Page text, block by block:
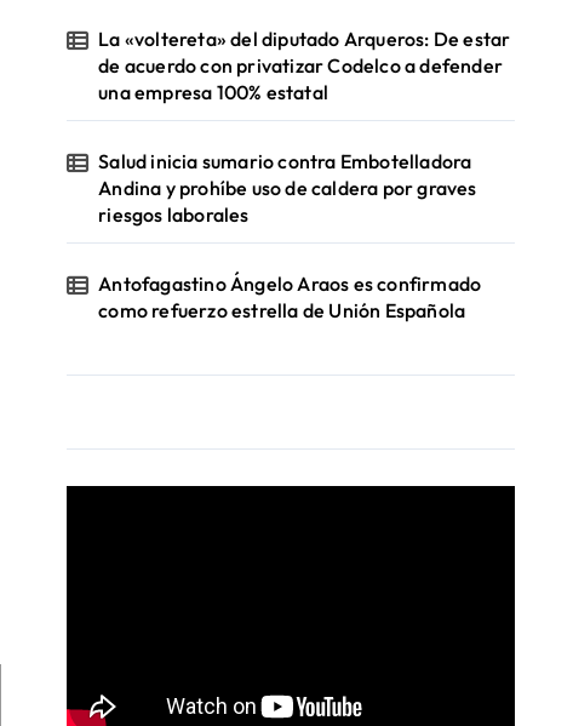
La «voltereta» del diputado Arqueros: De estar
de acuerdo con privatizar Codelco a defender
una empresa 100% estatal
Salud inicia sumario contra Embotelladora
Andina y prohíbe uso de caldera por graves
riesgos laborales
Antofagastino Ángelo Araos es confirmado
como refuerzo estrella de Unión Española